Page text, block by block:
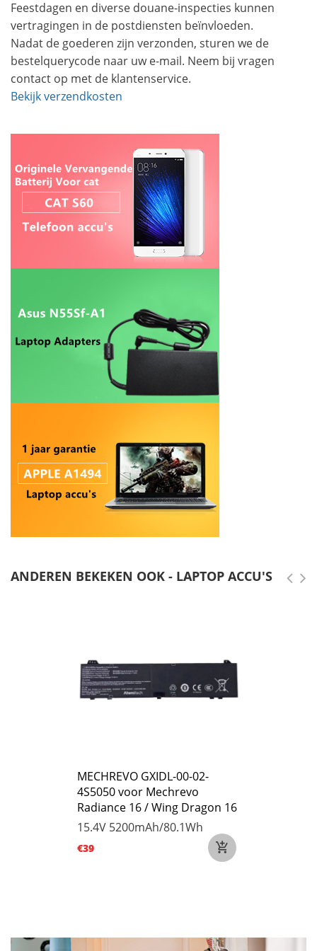
Feestdagen en diverse douane-inspecties kunnen
vertragingen in de postdiensten beïnvloeden.
Nadat de goederen zijn verzonden, sturen we de
bestelquerycode naar uw e-mail. Neem bij vragen
contact op met de klantenservice.
Bekijk verzendkosten
ANDEREN BEKEKEN OOK - LAPTOP ACCU'S
MECHREVO GXIDL-00-02-
4S5050 voor Mechrevo
Radiance 16 / Wing Dragon 16
15.4V 5200mAh/80.1Wh
€39